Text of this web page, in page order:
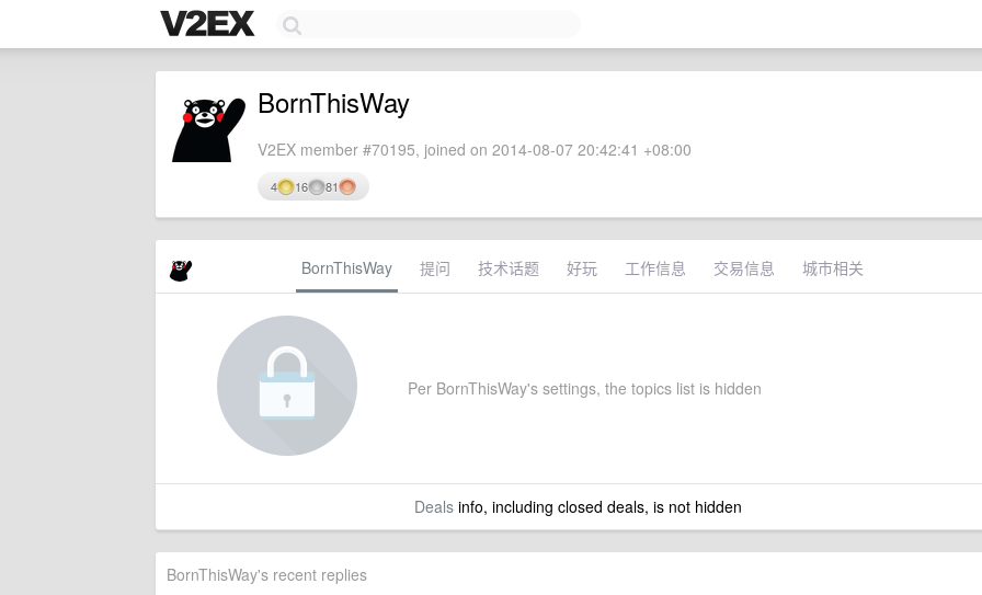
BornThisWay
V2EX member #70195, joined on 2014-08-07 20:42:41 +08:00
4 16 81
BornThisWay 提问 技术话题 好玩 工作信息 交易信息 城市相关
Per BornThisWay's settings, the topics list is hidden
Dealsinfo, including closed deals, is not hidden
BornThisWay's recent replies